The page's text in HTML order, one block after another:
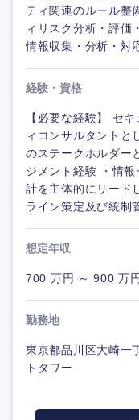
ティ関連のルール整
ィリスク分析・評価
情報収集・分析・対
経験・資格
【必要な経験】 セ
ィコンサルタントと
のステークホルダー
ジメント経験 ・情
計を主体的にリード
ライン策定及び統制
想定年収
700 万円 ～ 900 万
勤務地
東京都品川区大崎一
トタワー